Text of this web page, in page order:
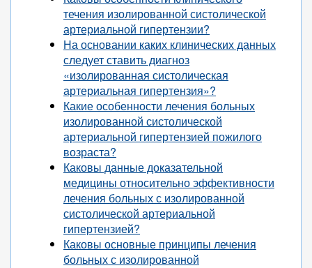
течения изолированной систолической
артериальной гипертензии?
На основании каких клинических данных
следует ставить диагноз
«изолированная систолическая
артериальная гипертензия»?
Какие особенности лечения больных
изолированной систолической
артериальной гипертензией пожилого
возраста?
Каковы данные доказательной
медицины относительно эффективности
лечения больных с изолированной
систолической артериальной
гипертензией?
Каковы основные принципы лечения
больных с изолированной